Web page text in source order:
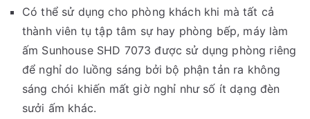
Có thể sử dụng cho phòng khách khi mà tất cả
thành viên tụ tập tâm sự hay phòng bếp, máy làm
ấm Sunhouse SHD 7073 được sử dụng phòng riêng
để nghỉ do luồng sáng bởi bộ phận tản ra không
sáng chói khiến mất giờ nghỉ như số ít dạng đèn
sưởi ấm khác.